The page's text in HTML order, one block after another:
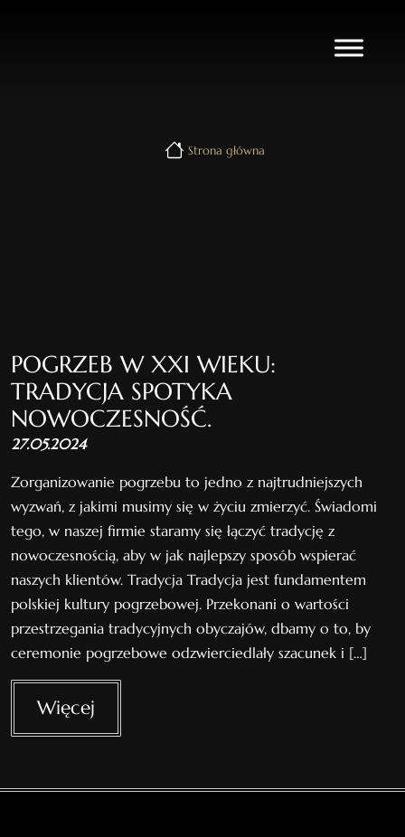
Strona główna
POGRZEB W XXI WIEKU:
TRADYCJA SPOTYKA
NOWOCZESNOŚĆ.
27.05.2024
Zorganizowanie pogrzebu to jedno z najtrudniejszych
wyzwań, z jakimi musimy się w życiu zmierzyć. Świadomi
tego, w naszej firmie staramy się łączyć tradycję z
nowoczesnością, aby w jak najlepszy sposób wspierać
naszych klientów. Tradycja Tradycja jest fundamentem
polskiej kultury pogrzebowej. Przekonani o wartości
przestrzegania tradycyjnych obyczajów, dbamy o to, by
ceremonie pogrzebowe odzwierciedlały szacunek i […]
Więcej